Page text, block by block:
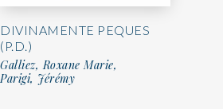
DIVINAMENTE PEQUES
(P.D.)
Galliez, Roxane Marie,
Parigi, Jérémy